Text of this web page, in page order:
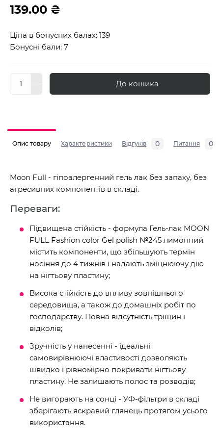
139.00 ₴
Ціна в бонусних балах: 139
Бонусні бали: 7
До кошика
Опис товару Характеристики Відгуків 0 Питання 0
Moon Full - гіпоалергенний гель лак без запаху, без
агресивних компонентів в складі.
Переваги:
Підвищена стійкість - формула Гель-лак MOON
FULL Fashion color Gel polish №245 лимонний
містить компоненти, що збільшують термін
носіння до 4 тижнів і надають зміцнюючу дію
на нігтьову пластину;
Висока стійкість до впливу зовнішнього
середовища, а також до домашніх робіт по
господарству. Повна відсутність тріщин і
відколів;
Зручність у нанесенні - ідеальні
самовирівнюючі властивості дозволяють
швидко і рівномірно покривати нігтьову
пластину. Не залишають полос та розводів;
Не вигорають на сонці - УФ-фільтри в складі
зберігають яскравий глянець протягом усього
використання.